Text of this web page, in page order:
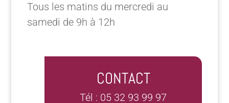
Tous les matins du mercredi au
samedi de 9h à 12h
CONTACT
Tél : 05 32 93 99 97